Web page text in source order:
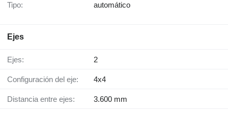
Tipo: automático
Ejes
Ejes: 2
Configuración del eje: 4x4
Distancia entre ejes: 3.600 mm